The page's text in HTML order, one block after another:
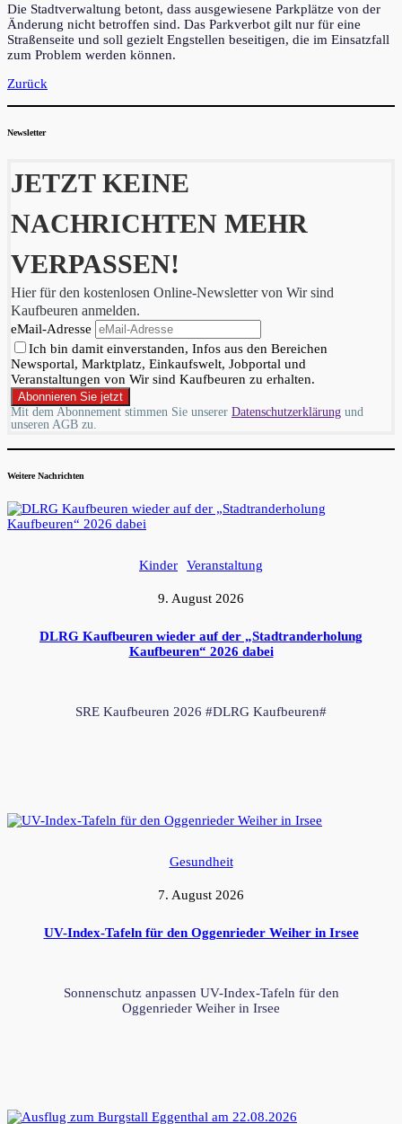
Die Stadtverwaltung betont, dass ausgewiesene Parkplätze von der
Änderung nicht betroffen sind. Das Parkverbot gilt nur für eine
Straßenseite und soll gezielt Engstellen beseitigen, die im Einsatzfall
zum Problem werden können.
Zurück
Newsletter
JETZT KEINE
NACHRICHTEN MEHR
VERPASSEN!
Hier für den kostenlosen Online-Newsletter von Wir sind
Kaufbeuren anmelden.
eMail-Adresse
Ich bin damit einverstanden, Infos aus den Bereichen
Newsportal, Marktplatz, Einkaufswelt, Jobportal und
Veranstaltungen von Wir sind Kaufbeuren zu erhalten.
Mit dem Abonnement stimmen Sie unserer Datenschutzerklärung und
unseren AGB zu.
Weitere Nachrichten
Kinder Veranstaltung
9. August 2026
DLRG Kaufbeuren wieder auf der „Stadtranderholung
Kaufbeuren“ 2026 dabei
SRE Kaufbeuren 2026 #DLRG Kaufbeuren#
Gesundheit
7. August 2026
UV-Index-Tafeln für den Oggenrieder Weiher in Irsee
Sonnenschutz anpassen UV-Index-Tafeln für den
Oggenrieder Weiher in Irsee